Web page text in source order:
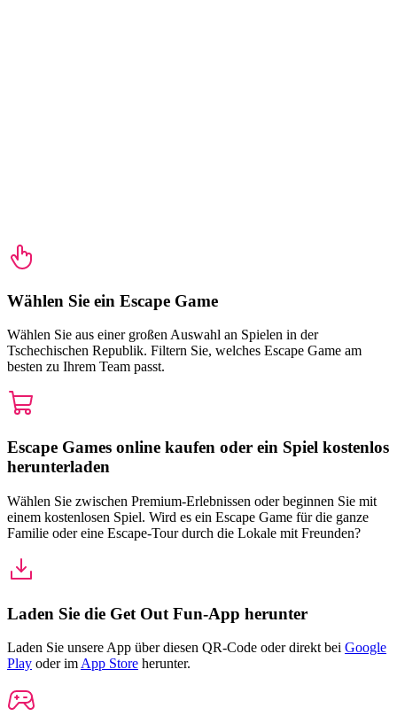
Wählen Sie ein Escape Game
Wählen Sie aus einer großen Auswahl an Spielen in der
Tschechischen Republik. Filtern Sie, welches Escape Game am
besten zu Ihrem Team passt.
Escape Games online kaufen oder ein Spiel kostenlos
herunterladen
Wählen Sie zwischen Premium-Erlebnissen oder beginnen Sie mit
einem kostenlosen Spiel. Wird es ein Escape Game für die ganze
Familie oder eine Escape-Tour durch die Lokale mit Freunden?
Laden Sie die Get Out Fun-App herunter
Laden Sie unsere App über diesen QR-Code oder direkt bei Google
Play oder im App Store herunter.